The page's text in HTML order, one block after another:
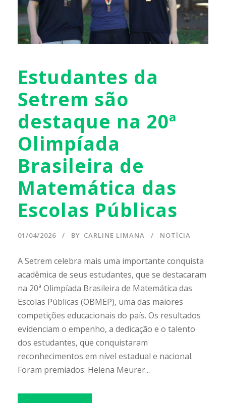
Estudantes da
Setrem são
destaque na 20ª
Olimpíada
Brasileira de
Matemática das
Escolas Públicas
01/04/2026 BY CARLINE LIMANA NOTÍCIA
A Setrem celebra mais uma importante conquista
acadêmica de seus estudantes, que se destacaram
na 20ª Olimpíada Brasileira de Matemática das
Escolas Públicas (OBMEP), uma das maiores
competições educacionais do país. Os resultados
evidenciam o empenho, a dedicação e o talento
dos estudantes, que conquistaram
reconhecimentos em nível estadual e nacional.
Foram premiados: Helena Meurer...